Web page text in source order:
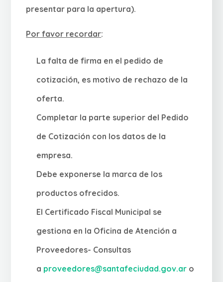
presentar para la apertura).
Por favor recordar:
La falta de firma en el pedido de
cotización, es motivo de rechazo de la
oferta.
Completar la parte superior del Pedido
de Cotización con los datos de la
empresa.
Debe exponerse la marca de los
productos ofrecidos.
El Certificado Fiscal Municipal se
gestiona en la Oficina de Atención a
Proveedores- Consultas
a proveedores@santafeciudad.gov.ar o